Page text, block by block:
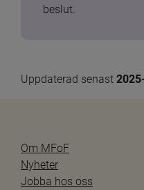
beslut.
Uppdaterad senast
Om MFoF
Nyheter
Jobba hos oss